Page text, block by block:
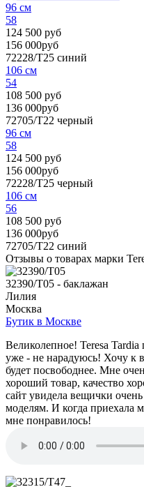
96 см
58
124 500 руб
156 000руб
72228/T25 синий
106 см
54
108 500 руб
136 000руб
72705/T22 черный
96 см
58
124 500 руб
156 000руб
72228/T25 черный
106 см
56
108 500 руб
136 000руб
72705/T22 синий
Отзывы о товарах марки
32390/T05 - баклажан
Лилия
Москва
Бутик в Москве
Великолепное! Teresa
уже - не нарадуюсь! Хочу к
будет посвободнее. Мне
хороший товар, качество
сайт увидела вещички
моделям. И когда приехала
мне понравилось!